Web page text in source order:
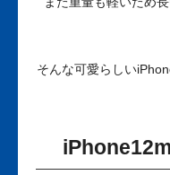
そんな可愛らしい